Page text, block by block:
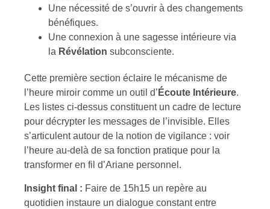
Une nécessité de s’ouvrir à des changements
bénéfiques.
Une connexion à une sagesse intérieure via
la Révélation subconsciente.
Cette première section éclaire le mécanisme de
l’heure miroir comme un outil d’ Écoute Intérieure.
Les listes ci-dessus constituent un cadre de lecture
pour décrypter les messages de l’invisible. Elles
s’articulent autour de la notion de vigilance : voir
l’heure au-delà de sa fonction pratique pour la
transformer en fil d’Ariane personnel.
Insight final : Faire de 15h15 un repère au
quotidien instaure un dialogue constant entre